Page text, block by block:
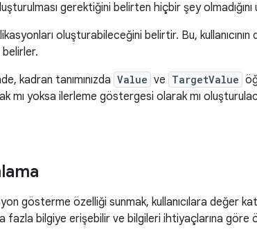
gerektiğini belirten hiçbir şey olmadığını
oluşturabileceğini belirtir. Bu,
belirler.
kadran tanımınızda Value ve TargetValue
mı yoksa ilerleme göstergesi olarak mı
gösterme özelliği sunmak, kullanıcılara değer
fazla bilgiye erişebilir ve bilgileri ihtiyaçlarına göre